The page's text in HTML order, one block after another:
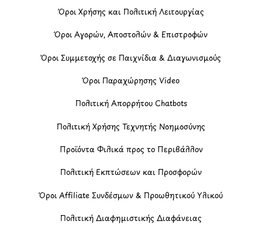
Όροι Χρήσης και Πολιτική Λειτουργίας
Όροι Αγορών, Αποστολών & Επιστροφών
Όροι Συμμετοχής σε Παιχνίδια & Διαγωνισμούς
Όροι Παραχώρησης Video
Πολιτική Απορρήτου Chatbots
Πολιτική Χρήσης Τεχνητής Νοημοσύνης
Προϊόντα Φιλικά προς το Περιβάλλον
Πολιτική Εκπτώσεων και Προσφορών
Όροι Affiliate Συνδέσμων & Προωθητικού Υλικού
Πολιτική Διαφημιστικής Διαφάνειας